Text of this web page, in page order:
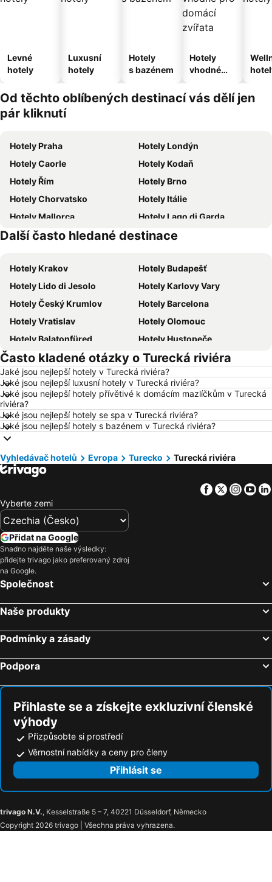
Levné
hotely
Luxusní
hotely
Hotely
s bazénem
Hotely
vhodné
domácí
zvířata
Od těchto oblíbených destinací vás dělí jen
pár kliknutí
Hotely Praha
Hotely Londýn
Hotely Caorle
Hotely Kodaň
Hotely Řím
Hotely Brno
Hotely Chorvatsko
Hotely Itálie
Hotely Mallorca
Hotely Lago di Garda
Hotely Česká republika
Hotely Istrie
Další často hledané destinace
Hotely Krakov
Hotely Budapešť
Hotely Lido di Jesolo
Hotely Karlovy Vary
Hotely Český Krumlov
Hotely Barcelona
Hotely Vratislav
Hotely Olomouc
Hotely Balatonfüred
Hotely Hustopeče
Hotely Vídeň
Hotely Hurghada
Hotely Bratislava
Hotely Kolobrzeg
Hotely Třeboň
Hotely Málaga
Hotely Amsterdam
Hotely Ostrava
Hotely Lignano Sabbiadoro
Hotely Vysočina
Hotely Kréta
Hotely Tunisko
Hotely Rakousko
Hotely Slovinsko
Hotely Jeseníky
Hotely Korfu
Hotely Krkonoše
Hotely Jihočeský kraj
Hotely Rhodos
Hotely Kypr
Často kladené otázky o Turecká riviéra
Jaké jsou nejlepší hotely v Turecká riviéra?
Jaké jsou nejlepší luxusní hotely v Turecká riviéra?
Jaké jsou nejlepší hotely přívětivé k domácím mazlíčkům v Turecká
riviéra?
Jaké jsou nejlepší hotely se spa v Turecká riviéra?
Jaké jsou nejlepší hotely s bazénem v Turecká riviéra?
Vyhledávač hotelů Evropa Turecko Turecká riviéra
Facebook
Twitter
Vyberte zemi
Přidat na Google
Snadno najděte naše výsledky:
přidejte trivago jako preferovaný zdroj
na Google.
Společnost
Naše produkty
Podmínky a zásady
Podpora
Přihlaste se a získejte exkluzivní členské
výhody
Přizpůsobte si prostředí
Věrnostní nabídky a ceny pro členy
Přihlásit se
trivago N.V., Kesselstraße 5 – 7, 40221 Düsseldorf, Německo
Copyright 2026 trivago | Všechna práva vyhrazena.